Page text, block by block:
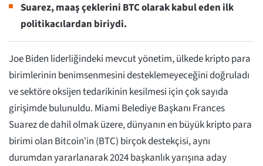
Suarez, maaş çeklerini BTC olarak kabul eden ilk
politikacılardan biriydi.
Joe Biden liderliğindeki mevcut yönetim, ülkede kripto para
birimlerinin benimsenmesini desteklemeyeceğini doğruladı
ve sektöre oksijen tedarikinin kesilmesi için çok sayıda
girişimde bulunuldu. Miami Belediye Başkanı Frances
Suarez de dahil olmak üzere, dünyanın en büyük kripto para
birimi olan Bitcoin'in (BTC) birçok destekçisi, aynı
durumdan yararlanarak 2024 başkanlık yarışına aday